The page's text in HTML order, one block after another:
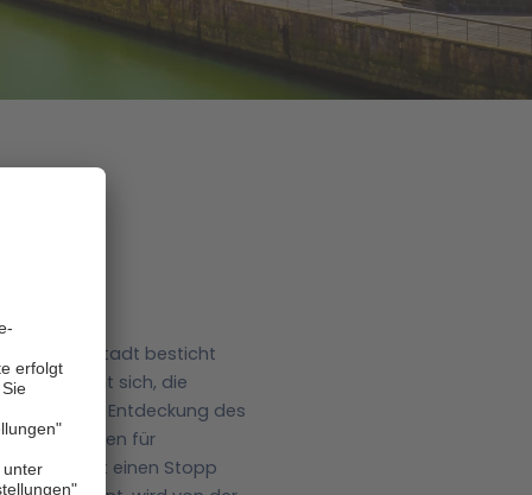
Die Hafenstadt besticht
Es lohnt sich, die
und zur Entdeckung des
und Galicien für
genau dort einen Stopp